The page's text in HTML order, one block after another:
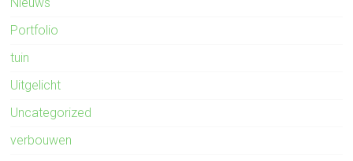
Nieuws
Portfolio
tuin
Uitgelicht
Uncategorized
verbouwen